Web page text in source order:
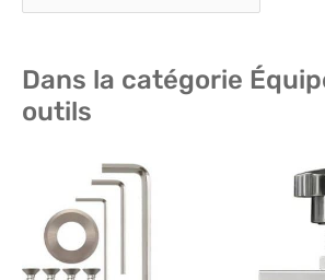
Dans la catégorie
outils